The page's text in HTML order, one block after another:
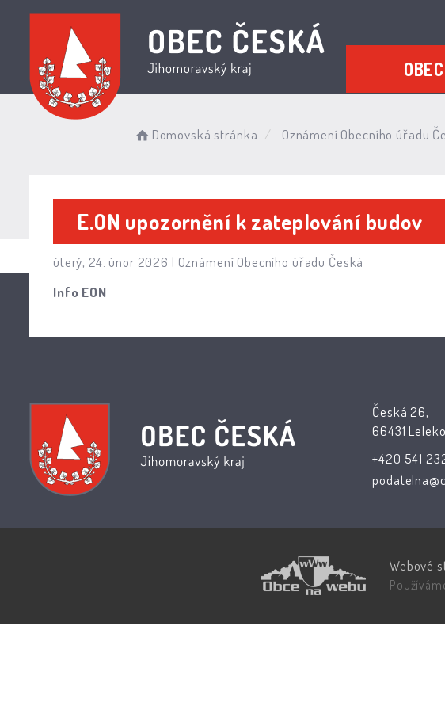
OBEC
Domovská stránka Oznámení Obecního úřadu
E.ON upozornění k zateplování budov
úterý, 24. únor 2026 | Oznámení Obecního úřadu Česká
Info EON
Česká 26,
66431
+420 541
Webové